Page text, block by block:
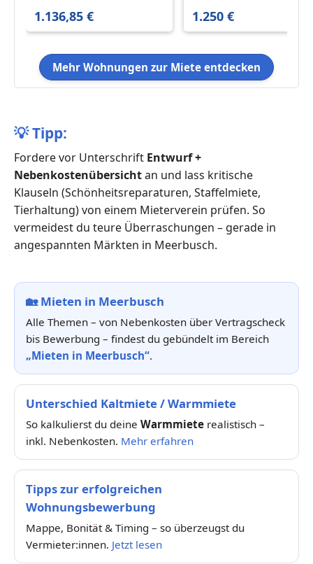
1.136,85 €
und Tiefgarage in
1.250 €
Mehr Wohnungen zur Miete entdecken
💡Tipp:
Fordere vor Unterschrift Entwurf +
Nebenkostenübersichtan und lass kritische
Klauseln (Schönheitsreparaturen, Staffelmiete,
Tierhaltung) von einem Mieterverein prüfen. So
vermeidest du teure Überraschungen – gerade in
angespannten Märkten in Meerbusch.
🏡Mieten in Meerbusch
Alle Themen – von Nebenkosten über Vertragscheck
bis Bewerbung – findest du gebündelt im Bereich
„Mieten in Meerbusch“.
Unterschied Kaltmiete / Warmmiete
So kalkulierst du deine Warmmiete realistisch –
inkl. Nebenkosten. Mehr erfahren
Tipps zur erfolgreichen
Wohnungsbewerbung
Mappe, Bonität & Timing – so überzeugst du
Vermieter:innen. Jetzt lesen